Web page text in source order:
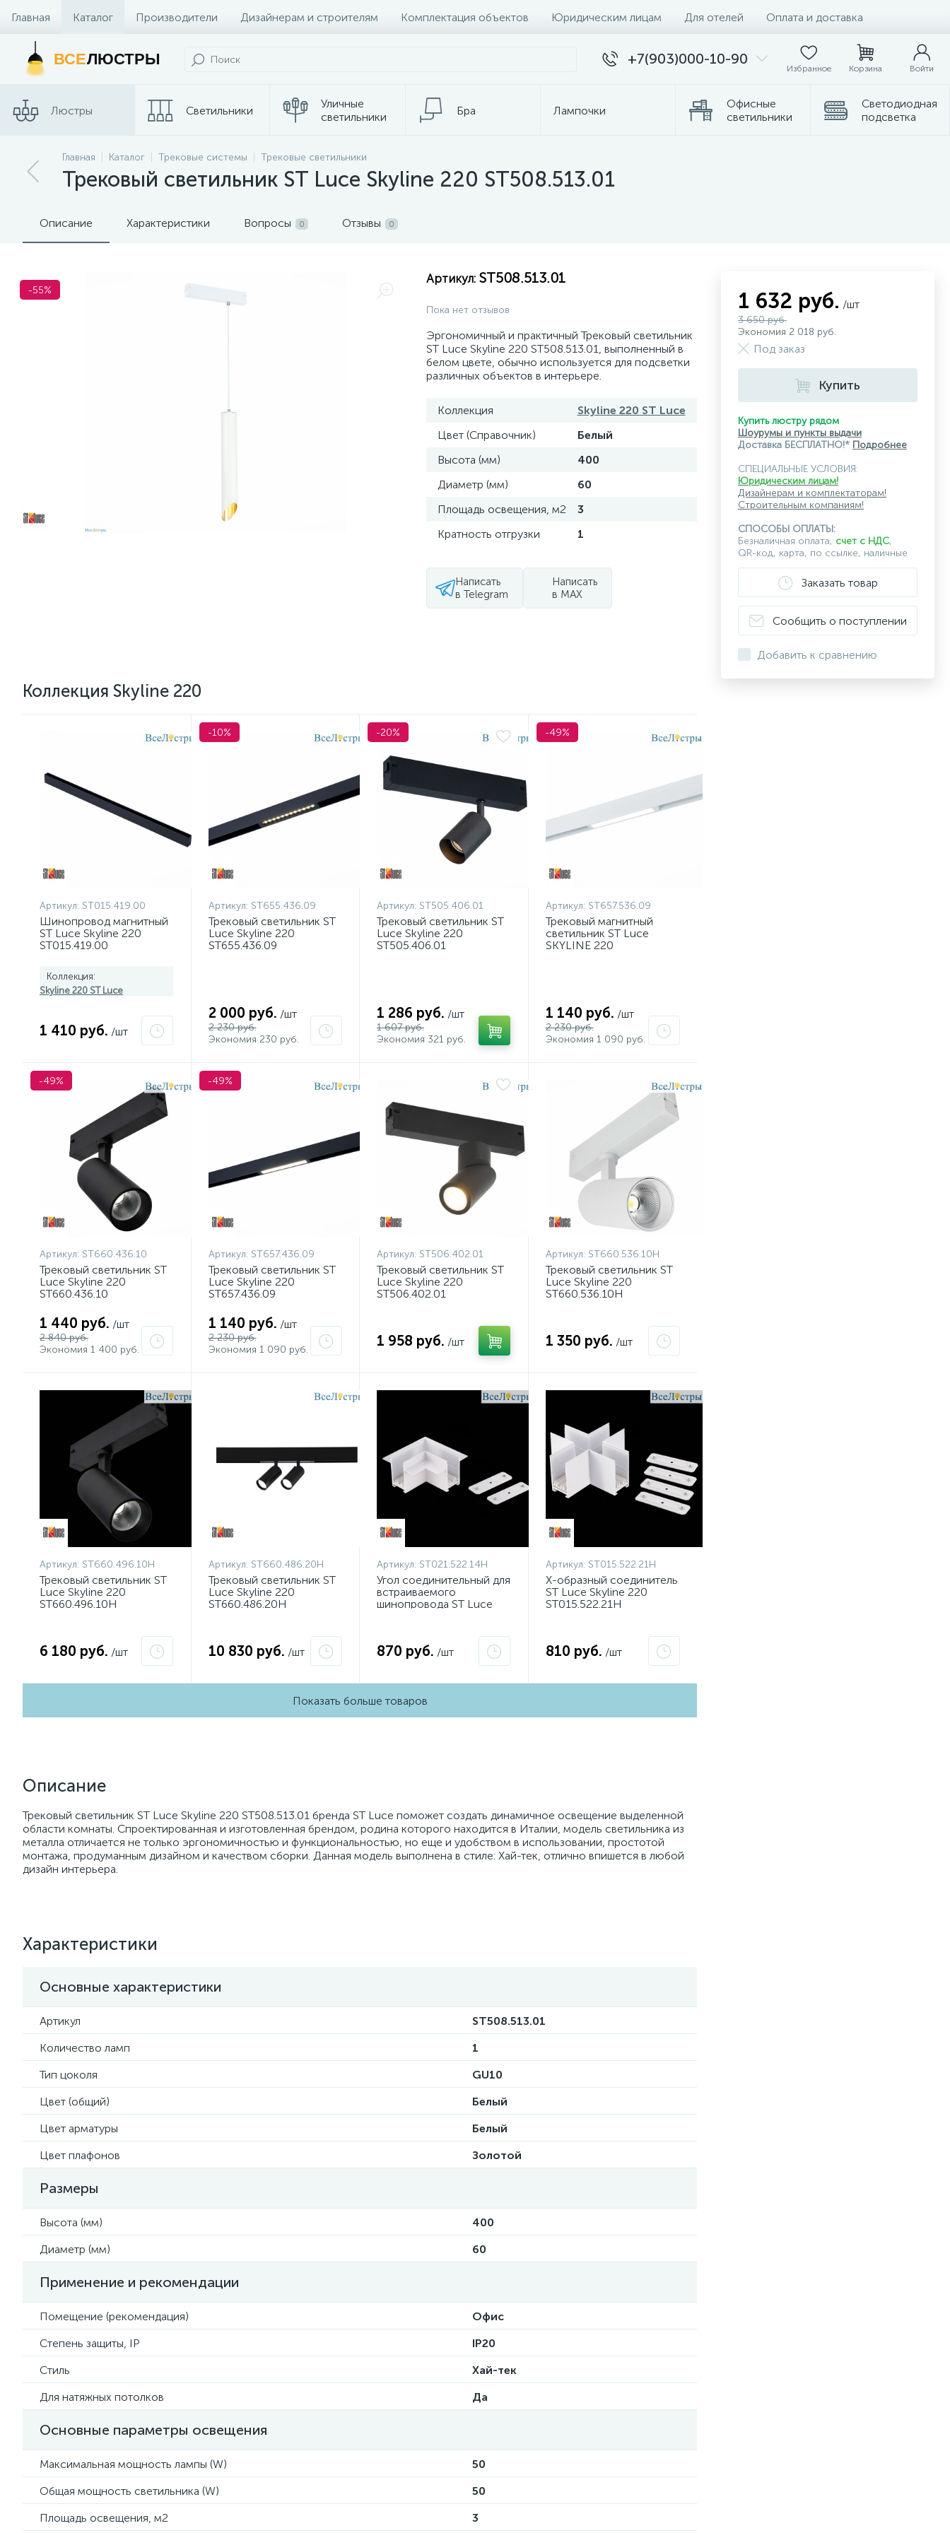
Главная Каталог Производители Дизайнерам и строителям Комплектация объектов Юридическим лицам Для отелей Оплата и доставка
Контакты и Магазины
ВСЕЛЮСТРЫ +7(903)000-10-90
Избранное Корзина Войти
Люстры Светильники
Уличные
светильники
Бра Лампочки
Офисные
светильники
Светодиодная
подсветка
Споты
Трековые
Электротовары
лампы
Главная Каталог Трековые системы Трековые светильники
Трековый светильник ST Luce Skyline 220 ST508.513.01
Описание Характеристики Вопросы 0 Отзывы 0
-55%
Артикул: ST508.513.01
Пока нет отзывов
Эргономичный и практичный Трековый светильник
ST Luce Skyline 220 ST508.513.01, выполненный в
белом цвете, обычно используется для подсветки
различных объектов в интерьере.
Коллекция
Skyline 220 ST Luce
Цвет (Справочник)
Белый
Высота (мм)
400
Диаметр (мм)
60
Площадь освещения, м2
3
Кратность отгрузки
1
Написать
в Telegram
Написать
в MAX
Коллекция Skyline 220
Артикул: ST015.419.00
Шинопровод магнитный
ST Luce Skyline 220
ST015.419.00
Коллекция:
Skyline 220 ST Luce
1 410 руб. /шт
-10%
Артикул: ST655.436.09
Трековый светильник ST
Luce Skyline 220
ST655.436.09
2 000 руб. /шт
2 230 руб.
Экономия 230 руб.
-20%
Артикул: ST505.406.01
Трековый светильник ST
Luce Skyline 220
ST505.406.01
1 286 руб. /шт
1 607 руб.
Экономия 321 руб.
-49%
Артикул: ST657.536.09
Трековый магнитный
светильник ST Luce
SKYLINE 220
1 140 руб. /шт
2 230 руб.
Экономия 1 090 руб.
-49%
Артикул: ST660.436.10
Трековый светильник ST
Luce Skyline 220
ST660.436.10
1 440 руб. /шт
2 840 руб.
Экономия 1 400 руб.
-49%
Артикул: ST657.436.09
Трековый светильник ST
Luce Skyline 220
ST657.436.09
1 140 руб. /шт
2 230 руб.
Экономия 1 090 руб.
Артикул: ST506.402.01
Трековый светильник ST
Luce Skyline 220
ST506.402.01
1 958 руб. /шт
Артикул: ST660.536.10H
Трековый светильник ST
Luce Skyline 220
ST660.536.10H
1 350 руб. /шт
Артикул: ST660.496.10H
Трековый светильник ST
Luce Skyline 220
ST660.496.10H
6 180 руб. /шт
Артикул: ST660.486.20H
Трековый светильник ST
Luce Skyline 220
ST660.486.20H
10 830 руб. /шт
Артикул: ST021.522.14H
Угол соединительный для
встраиваемого
шинопровода ST Luce
870 руб. /шт
Артикул: ST015.522.21H
X-образный соединитель
ST Luce Skyline 220
ST015.522.21H
810 руб. /шт
Показать больше товаров
Описание
Трековый светильник ST Luce Skyline 220 ST508.513.01 бренда ST Luce поможет создать динамичное освещение выделенной
области комнаты. Спроектированная и изготовленная брендом, родина которого находится в Италии, модель светильника из
металла отличается не только эргономичностью и функциональностью, но еще и удобством в использовании, простотой
монтажа, продуманным дизайном и качеством сборки. Данная модель выполнена в стиле: Хай-тек, отлично впишется в любой
дизайн интерьера.
Характеристики
Основные характеристики
Артикул
ST508.513.01
Количество ламп
1
Тип цоколя
GU10
Цвет (общий)
Белый
Цвет арматуры
Белый
Цвет плафонов
Золотой
Размеры
Высота (мм)
400
Диаметр (мм)
60
Применение и рекомендации
Помещение (рекомендация)
Офис
Степень защиты, IP
IP20
Стиль
Хай-тек
Для натяжных потолков
Да
Основные параметры освещения
Максимальная мощность лампы (W)
50
Общая мощность светильника (W)
50
Площадь освещения, м2
3
1 632 руб. /шт
3 650 руб.
Экономия 2 018 руб.
Под заказ
Купить
Купить люстру рядом
Шоурумы и пункты выдачи
Доставка БЕСПЛАТНО!* Подробнее
СПЕЦИАЛЬНЫЕ УСЛОВИЯ:
Юридическим лицам!
Дизайнерам и комплектаторам!
Строительным компаниям!
СПОСОБЫ ОПЛАТЫ:
Безналичная оплата, счет с НДС,
QR-код, карта, по ссылке, наличные
Заказать товар
Сообщить о поступлении
Добавить к сравнению